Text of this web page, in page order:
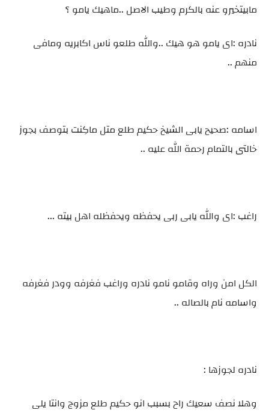
مابيتخيرو عنه بالكرم وطيب الاصل ..ماهيك يامو ؟
نادره :اى يامو هو هيك ..والله طلعو ناس اكابريه ومافى
منهم ..
اسامه :صحيح يابى الشيخ حكيم طلع متل ماكِنت بتوصف بجوز
خالتى بالتمام رحمة الله عليه ..
راغب :اى والله يابى ربى يحفظه ويحفظله اهل بيته ...
الكل امن وراه وقامو نامو نادره وراغب فغرفه وودر فغرفه
واسامه نام بالصاله ..
نادره لجوزها :
وهلا نصف سعيك راح بسبب انو حكيم طلع مزوج وانتا يلى